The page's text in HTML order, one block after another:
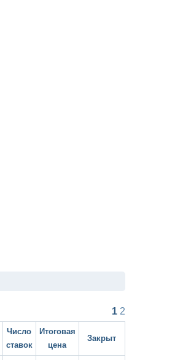
1 2
Число
ставок
Итоговая
цена
Закрыт